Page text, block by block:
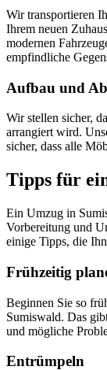
Wir transportieren
Ihrem neuen
modernen
empfindliche
Aufbau und
Wir stellen sicher,
arrangiert wird.
sicher, dass alle
Tipps für
Ein Umzug in
Vorbereitung und
einige Tipps, die
Frühzeitig
Beginnen Sie so
Sumiswald. Das
und mögliche
Entrümpeln